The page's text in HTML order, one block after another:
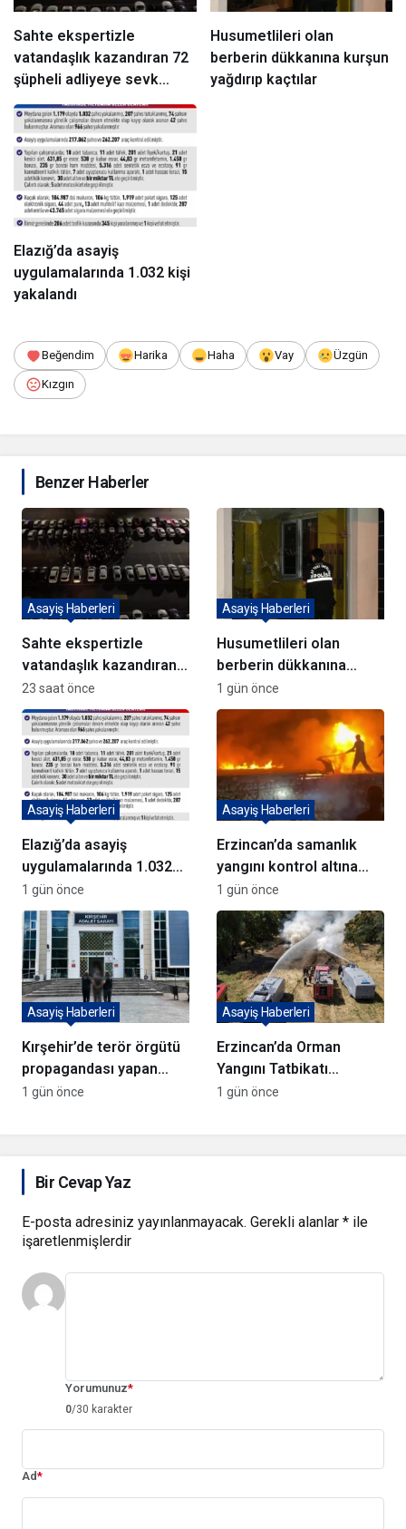
Sahte ekspertizle
vatandaşlık kazandıran 72
şüpheli adliyeye sevk
edildi
Husumetlileri olan
berberin dükkanına kurşun
yağdırıp kaçtılar
Elazığ’da asayiş
uygulamalarında 1.032 kişi
yakalandı
Beğendim Harika Haha Vay Üzgün
Kızgın
Benzer Haberler
Sahte ekspertizle
vatandaşlık kazandıran
72 şüpheli adliyeye sevk
edildi
Asayiş Haberleri
23 saat önce
Husumetlileri olan
berberin dükkanına
kurşun yağdırıp kaçtılar
Asayiş Haberleri
1 gün önce
Elazığ’da asayiş
uygulamalarında 1.032
kişi yakalandı
Asayiş Haberleri
1 gün önce
Erzincan’da samanlık
yangını kontrol altına
alındı
Asayiş Haberleri
1 gün önce
Kırşehir’de terör örgütü
propagandası yapan
şüpheli yakalandı
Asayiş Haberleri
1 gün önce
Erzincan’da Orman
Yangını Tatbikatı
Gerçekleştirildi
Asayiş Haberleri
1 gün önce
Bir Cevap Yaz
E-posta adresiniz yayınlanmayacak. Gerekli alanlar * ile
işaretlenmişlerdir
Yorumunuz*
0/30 karakter
Ad*